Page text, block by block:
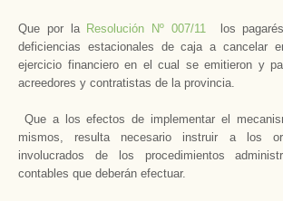
Que por la Resolución Nº 007/11
los
deficiencias estacionales de caja a cancelar
ejercicio financiero en el cual se emitieron y
acreedores y contratistas de la provincia.
Que a los efectos de implementar el
mismos, resulta necesario instruir a los
involucrados de los procedimientos
contables que deberán efectuar.